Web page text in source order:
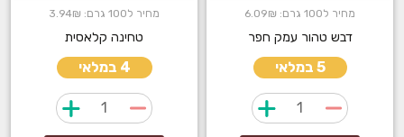
מחיר ל100 גרם: 6.09₪
דבש טהור עמק חפר
5 במלאי
כמות
של
מחיר ל100 גרם: 3.94₪
טחינה קלאסית
4 במלאי
כמות
של